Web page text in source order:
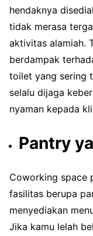
hendaknya
tidak merasa
aktivitas alamiah.
berdampak
toilet yang sering
selalu dijaga
nyaman kepada
Pantry
Coworking space
fasilitas berupa
menyediakan
Jika kamu lelah